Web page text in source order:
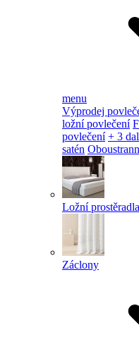
menu
Výprodej
ložní povlečení
povlečení + 3
satén
Ložní prostěradla
Záclony